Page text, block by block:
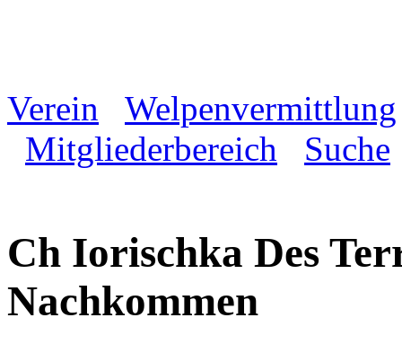
Verein
Welpenvermittlung
Mitgliederbereich
Suche
Ch Iorischka Des
Nachkommen